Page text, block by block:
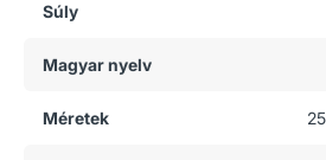
Súly
Magyar nyelv
Méretek